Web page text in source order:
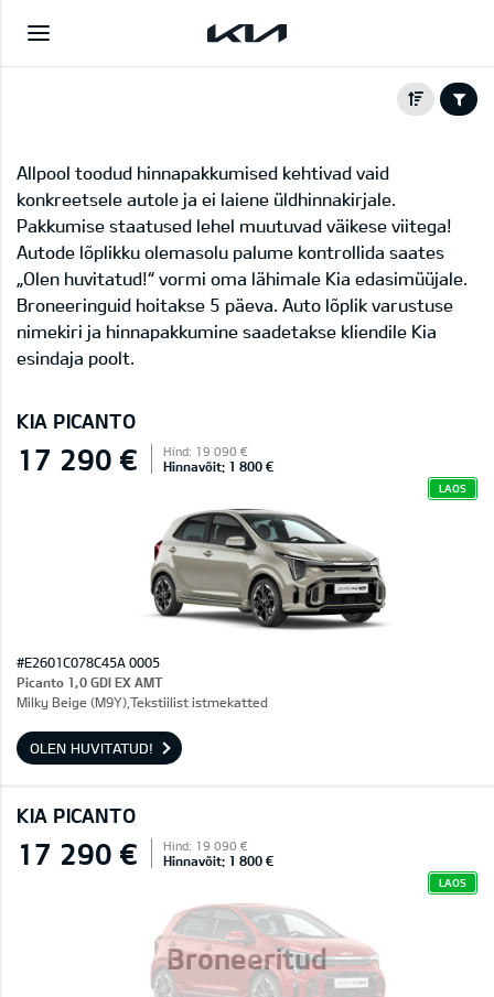
Allpool toodud hinnapakkumised kehtivad vaid
konkreetsele autole ja ei laiene üldhinnakirjale.
Pakkumise staatused lehel muutuvad väikese viitega!
Autode lõplikku olemasolu palume kontrollida saates
„Olen huvitatud!“ vormi oma lähimale Kia edasimüüjale.
Broneeringuid hoitakse 5 päeva. Auto lõplik varustuse
nimekiri ja hinnapakkumine saadetakse kliendile Kia
esindaja poolt.
KIA PICANTO
17 290 € Hind: 19 090 €
Hinnavõit: 1 800 €
LAOS
#E2601C078C45A 0005
Picanto 1,0 GDI EX AMT
Milky Beige (M9Y),Tekstiilist istmekatted
OLEN HUVITATUD!
KIA PICANTO
Broneeritud
17 290 € Hind: 19 090 €
Hinnavõit: 1 800 €
LAOS